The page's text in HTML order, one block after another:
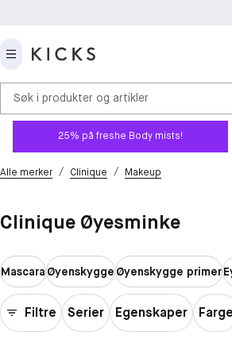
Søk i produkter og artikler
25% på freshe Body mists!
Alle merker / Clinique / Makeup
Clinique Øyesminke
MascaraØyenskyggeØyenskygge primer
Filtre Serier Egenskaper Farge